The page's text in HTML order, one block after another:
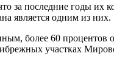
за последние годы их
является одним из них.
более 60
участках